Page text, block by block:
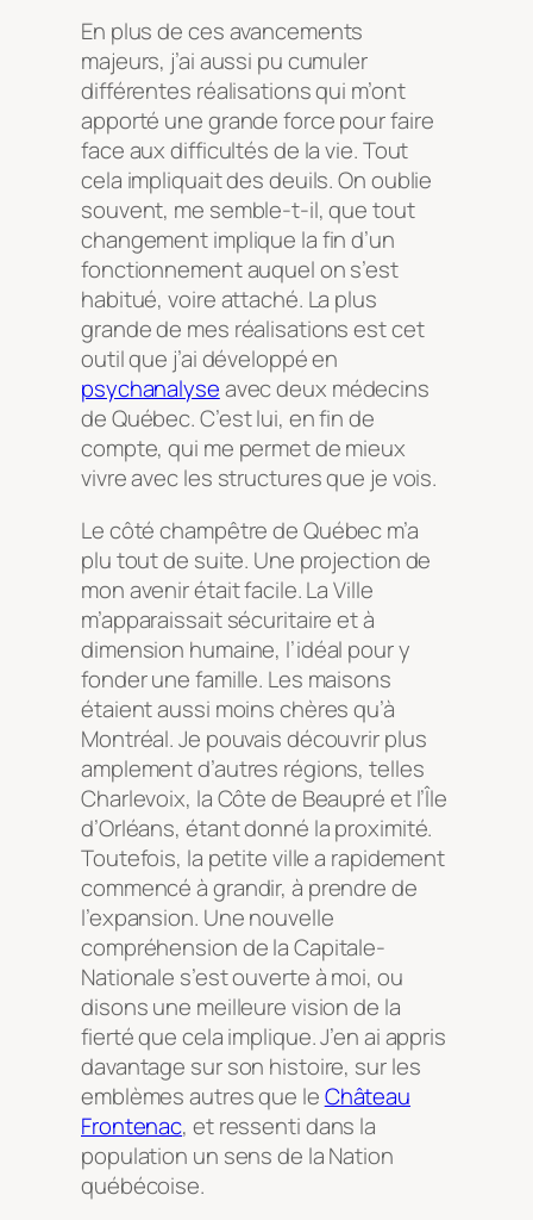
En plus de ces avancements
majeurs, j’ai aussi pu cumuler
différentes réalisations qui m’ont
apporté une grande force pour faire
face aux difficultés de la vie. Tout
cela impliquait des deuils. On oublie
souvent, me semble-t-il, que tout
changement implique la fin d’un
fonctionnement auquel on s’est
habitué, voire attaché. La plus
grande de mes réalisations est cet
outil que j’ai développé en
psychanalyseavec deux médecins
de Québec. C’est lui, en fin de
compte, qui me permet de mieux
vivre avec les structures que je vois.
Le côté champêtre de Québec m’a
plu tout de suite. Une projection de
mon avenir était facile. La Ville
m’apparaissait sécuritaire et à
dimension humaine, l’idéal pour y
fonder une famille. Les maisons
étaient aussi moins chères qu’à
Montréal. Je pouvais découvrir plus
amplement d’autres régions, telles
Charlevoix, la Côte de Beaupré et l’Île
d’Orléans, étant donné la proximité.
Toutefois, la petite ville a rapidement
commencé à grandir, à prendre de
l’expansion. Une nouvelle
compréhension de la Capitale-
Nationale s’est ouverte à moi, ou
disons une meilleure vision de la
fierté que cela implique. J’en ai appris
davantage sur son histoire, sur les
emblèmes autres que leChâteau
Frontenac, et ressenti dans la
population un sens de la Nation
québécoise.